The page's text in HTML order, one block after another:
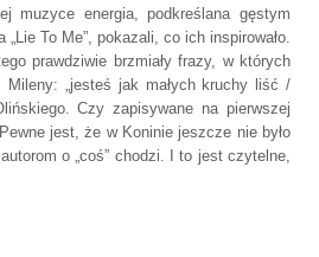
muzyce energia, podkreślana gęstym
To Me”, pokazali, co ich inspirowało.
prawdziwie brzmiały frazy, w których
Mileny: „jesteś jak małych kruchy liść /
Czy zapisywane na pierwszej
jest, że w Koninie jeszcze nie było
o „coś” chodzi. I to jest czytelne,